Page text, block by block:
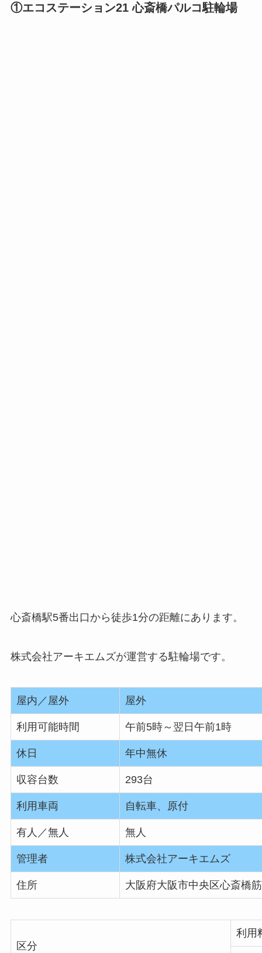
①エコステーション21 心斎橋パルコ駐輪場
心斎橋駅5番出口から徒歩1分の距離にあります。
株式会社アーキエムズが運営する駐輪場です。
屋内／屋外 屋外
利用可能時間 午前5時～翌日午前1時
休日 年中無休
収容台数 293台
利用車両 自転車、原付
有人／無人 無人
管理者 株式会社アーキエムズ
住所 大阪府大阪市中央区心斎橋
区分
利用